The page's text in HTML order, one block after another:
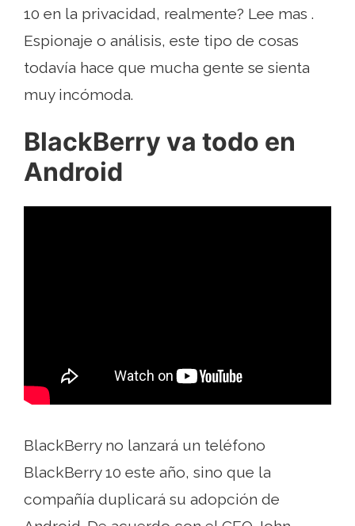
10 en la privacidad, realmente? Lee mas .
Espionaje o análisis, este tipo de cosas
todavía hace que mucha gente se sienta
muy incómoda.
BlackBerry va todo en
Android
BlackBerry no lanzará un teléfono
BlackBerry 10 este año, sino que la
compañía duplicará su adopción de